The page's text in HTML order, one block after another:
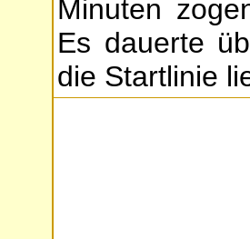
Minuten
Es dauerte
die Startlinie